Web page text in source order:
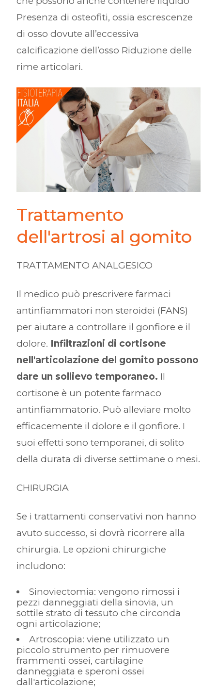
Presenza di osteofiti, ossia escrescenze
di osso dovute all’eccessiva
calcificazione dell’osso Riduzione delle
rime articolari.
Trattamento
dell'artrosi al gomito
TRATTAMENTO ANALGESICO
Il medico può prescrivere farmaci
antinfiammatori non steroidei (FANS)
per aiutare a controllare il gonfiore e il
dolore. Infiltrazioni di cortisone
nell'articolazione del gomito possono
dare un sollievo temporaneo. Il
cortisone è un potente farmaco
antinfiammatorio. Può alleviare molto
efficacemente il dolore e il gonfiore. I
suoi effetti sono temporanei, di solito
della durata di diverse settimane o mesi.
CHIRURGIA
Se i trattamenti conservativi non hanno
avuto successo, si dovrà ricorrere alla
chirurgia. Le opzioni chirurgiche
includono:
Sinoviectomia: vengono rimossi i
pezzi danneggiati della sinovia, un
sottile strato di tessuto che circonda
ogni articolazione;
Artroscopia: viene utilizzato un
piccolo strumento per rimuovere
frammenti ossei, cartilagine
danneggiata e speroni ossei
dall'articolazione;